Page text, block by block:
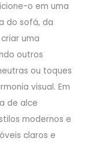
o em uma
do sofá, da
uma
outros
ou toques
visual. Em
de alce
modernos e
claros e